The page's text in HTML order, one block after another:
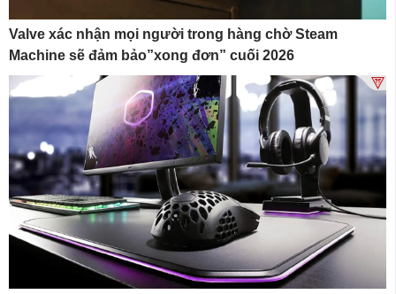
Valve xác nhận mọi người trong hàng chờ Steam
Machine sẽ đảm bảo”xong đơn” cuối 2026